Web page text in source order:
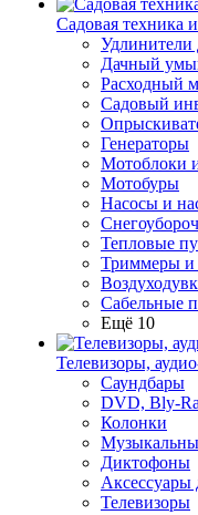
Садовая техника
Удлинители
Дачный
Расходный
Садовый
Генераторы
Мотоблоки
Мотобуры
Насосы и
Тепловые
Триммеры и
Сабельные
Ещё 10
Телевизоры,
Саундбары
DVD, Bly-
Колонки
Диктофоны
Аксессуары
Телевизоры